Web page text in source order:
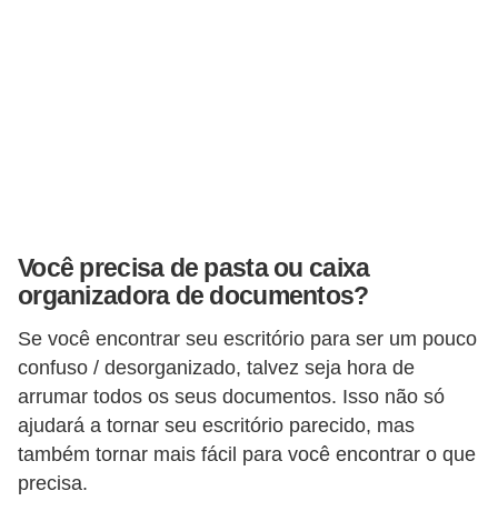
Você precisa de pasta ou caixa
organizadora de documentos?
Se você encontrar seu escritório para ser um pouco
confuso / desorganizado, talvez seja hora de
arrumar todos os seus documentos. Isso não só
ajudará a tornar seu escritório parecido, mas
também tornar mais fácil para você encontrar o que
precisa.
a
n
A
n
d
r
e